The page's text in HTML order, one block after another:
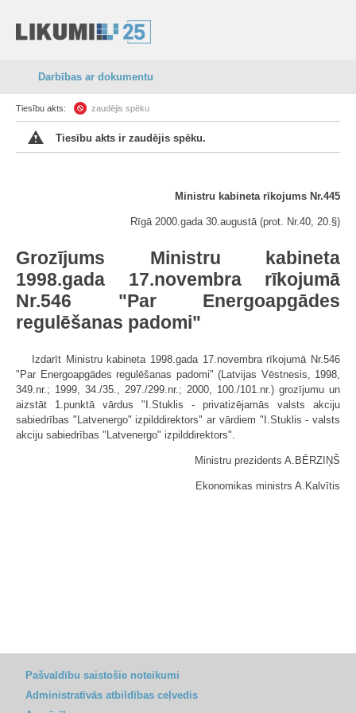
Darbības ar dokumentu
Tiesību akts: zaudējis spēku
Tiesību akts ir zaudējis spēku.
Ministru kabineta rīkojums Nr.445
Rīgā 2000.gada 30.augustā (prot. Nr.40, 20.§)
Grozījums Ministru kabineta
1998.gada 17.novembra rīkojumā
Nr.546 "Par Energoapgādes
regulēšanas padomi"
Izdarīt Ministru kabineta 1998.gada 17.novembra rīkojumā Nr.546
"Par Energoapgādes regulēšanas padomi" (Latvijas Vēstnesis, 1998,
349.nr.; 1999, 34./35., 297./299.nr.; 2000, 100./101.nr.) grozījumu un
aizstāt 1.punktā vārdus "I.Stuklis - privatizējamās valsts akciju
sabiedrības "Latvenergo" izpilddirektors" ar vārdiem "I.Stuklis - valsts
akciju sabiedrības "Latvenergo" izpilddirektors".
Ministru prezidents A.BĒRZIŅŠ
Ekonomikas ministrs A.Kalvītis
Pašvaldību saistošie noteikumi
Administratīvās atbildības ceļvedis